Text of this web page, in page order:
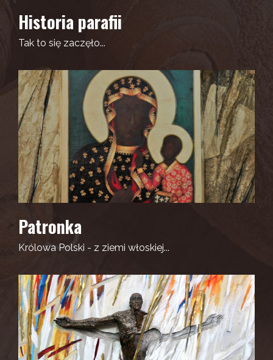
Historia parafii
Tak to się zaczęło...
Patronka
Królowa Polski - z ziemi włoskiej...